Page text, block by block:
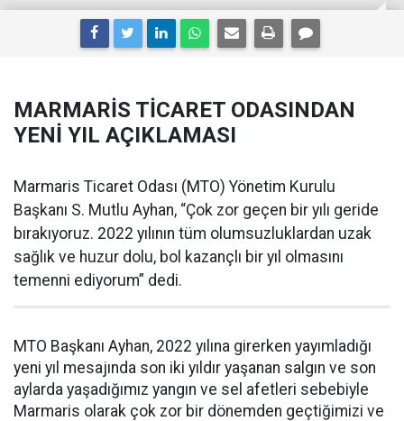
MARMARİS TİCARET ODASINDAN
YENİ YIL AÇIKLAMASI
Marmaris Ticaret Odası (MTO) Yönetim Kurulu
Başkanı S. Mutlu Ayhan, “Çok zor geçen bir yılı geride
bırakıyoruz. 2022 yılının tüm olumsuzluklardan uzak
sağlık ve huzur dolu, bol kazançlı bir yıl olmasını
temenni ediyorum” dedi.
MTO Başkanı Ayhan, 2022 yılına girerken yayımladığı
yeni yıl mesajında son iki yıldır yaşanan salgın ve son
aylarda yaşadığımız yangın ve sel afetleri sebebiyle
Marmaris olarak çok zor bir dönemden geçtiğimizi ve